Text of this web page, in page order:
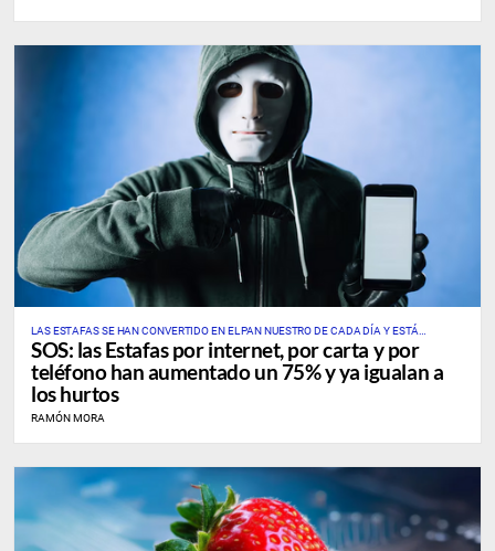
LAS ESTAFAS SE HAN CONVERTIDO EN EL PAN NUESTRO DE CADA DÍA Y ESTÁ
ATRAPANDO A MILES DE ESPAÑOLES
SOS: las Estafas por internet, por carta y por
teléfono han aumentado un 75% y ya igualan a
los hurtos
RAMÓN MORA